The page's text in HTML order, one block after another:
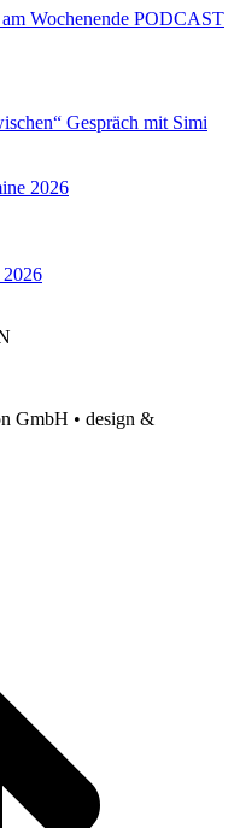
Wochenende PODCAST
Gespräch mit Simi
2026
GmbH • design &